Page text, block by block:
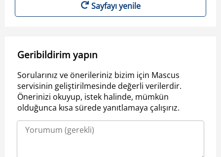
Sayfayı yenile
Geribildirim yapın
Sorularınız ve önerileriniz bizim için Mascus
servisinin geliştirilmesinde değerli verilerdir.
Önerinizi okuyup, istek halinde, mümkün
olduğunca kısa sürede yanıtlamaya çalışırız.